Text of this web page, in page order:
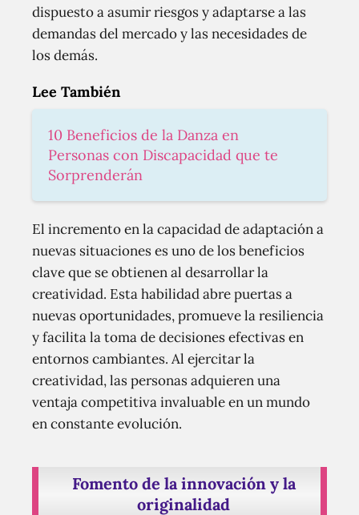
dispuesto a asumir riesgos y adaptarse a las
demandas del mercado y las necesidades de
los demás.
Lee También
10 Beneficios de la Danza en
Personas con Discapacidad que te
Sorprenderán
El incremento en la capacidad de adaptación a
nuevas situaciones es uno de los beneficios
clave que se obtienen al desarrollar la
creatividad. Esta habilidad abre puertas a
nuevas oportunidades, promueve la resiliencia
y facilita la toma de decisiones efectivas en
entornos cambiantes. Al ejercitar la
creatividad, las personas adquieren una
ventaja competitiva invaluable en un mundo
en constante evolución.
Fomento de la innovación y la
originalidad